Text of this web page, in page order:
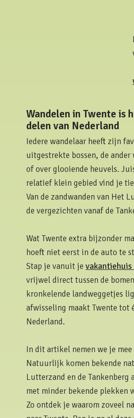
Wandelen in Twente is
delen van Nederland
Iedere wandelaar heeft zijn
uitgestrekte bossen, de
of over glooiende heuvels.
relatief klein gebied vind je
Van de zandwanden van Het
de vergezichten vanaf de
Wat Twente extra bijzonder
hoeft niet eerst in de auto te
Stap je vanuit je vakantiehuis
vrijwel direct tussen de
kronkelende landweggetjes
afwisseling maakt Twente tot
Nederland.
In dit artikel nemen we je
Natuurlijk komen bekende
Lutterzand en de Tankenberg
met minder bekende plekken
Zo ontdek je waarom zoveel